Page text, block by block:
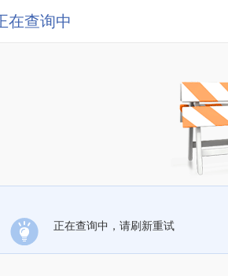
在查询中
正在查询中，请刷新重试